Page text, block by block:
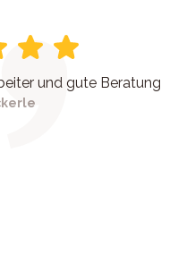
und gute Beratung